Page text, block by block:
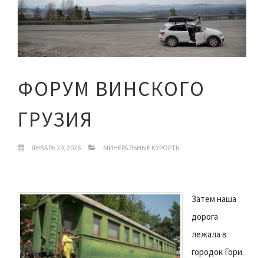
ФОРУМ ВИНСКОГО
ГРУЗИЯ
ЯНВАРЬ 29, 2026 МИНЕРАЛЬНЫЕ КУРОРТЫ
Затем наша
дорога
лежала в
городок Гори.